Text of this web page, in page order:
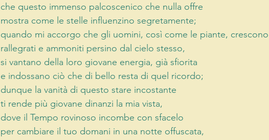
che questo immenso palcoscenico che nulla offre
mostra come le stelle influenzino segretamente;
quando mi accorgo che gli uomini, così come le piante, crescono
rallegrati e ammoniti persino dal cielo stesso,
si vantano della loro giovane energia, già sfiorita
e indossano ciò che di bello resta di quel ricordo;
dunque la vanità di questo stare incostante
ti rende più giovane dinanzi la mia vista,
dove il Tempo rovinoso incombe con sfacelo
per cambiare il tuo domani in una notte offuscata,